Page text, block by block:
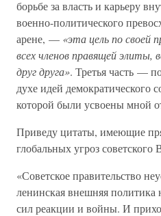
борьбе за власть и карьеру
военно-политического
арене, — «эта цель по своей
всех членов правящей элиты,
друг друга». Третья часть —
духе идей демократического
которой были усвоены мной
Приведу цитаты, имеющие
глобальных угроз
«Советское правительство
ленинская внешняя политика
сил реакции и войны. И